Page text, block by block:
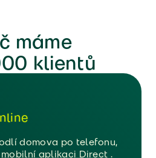
máme
klientů
domova po telefonu,
mobilní aplikaci Direct .